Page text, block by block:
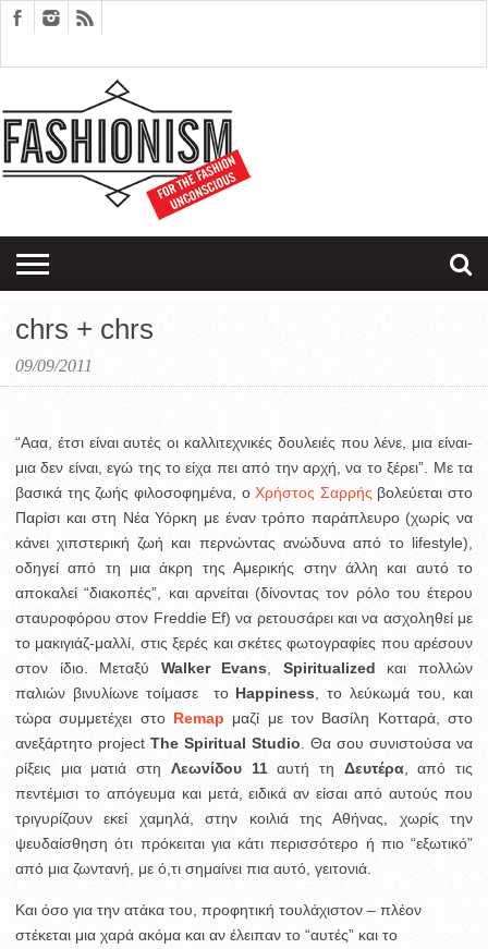
EDITORIALS
COUPLES
THERAPY
SARTORIAGRAM
chrs + chrs
09/09/2011
“Ααα, έτσι είναι αυτές οι καλλιτεχνικές δουλειές που λένε, μια είναι-
μια δεν είναι, εγώ της το είχα πει από την αρχή, να το ξέρει”. Με τα
βασικά της ζωής φιλοσοφημένα, οΧρήστος Σαρρής βολεύεται στο
Παρίσι και στη Νέα Υόρκη με έναν τρόπο παράπλευρο(χωρίς να
κάνει χιπστερική ζωή και περνώντας ανώδυνα από το lifestyle),
οδηγεί από τη μια άκρη της Αμερικής στην άλλη και αυτό το
αποκαλεί “διακοπές”, και αρνείται (δίνοντας τον ρόλο του έτερου
σταυροφόρου στον Freddie Ef) να ρετουσάρει και να ασχοληθεί με
το μακιγιάζ-μαλλί, στις ξερές και σκέτες φωτογραφίες που αρέσουν
στον ίδιο. Μεταξύ Walker Evans Spiritualized και πολλών
παλιών βινυλίωνε τοίμασε το Happiness , το λεύκωμά του, και
τώρα συμμετέχει στο Remap μαζί με τον Βασίλη Κοτταρά, στο
ανεξάρτητο project The Spiritual Studio . Θα σου συνιστούσα να
ρίξεις μια ματιά στη Λεωνίδου 11αυτή τη Δευτέρα, από τις
πεντέμισι το απόγευμα και μετά, ειδικά αν είσαι από αυτούς που
τριγυρίζουν εκεί χαμηλά, στην κοιλιά της Αθήνας, χωρίς την
ψευδαίσθηση ότι πρόκειται για κάτι περισσότερο ή πιο “εξωτικό”
από μια ζωντανή, με ό,τι σημαίνει πια αυτό, γειτονιά.
Και όσο για την ατάκα του, προφητική τουλάχιστον – πλέον
στέκεται μια χαρά ακόμα και αν έλειπαν το “αυτές” και το